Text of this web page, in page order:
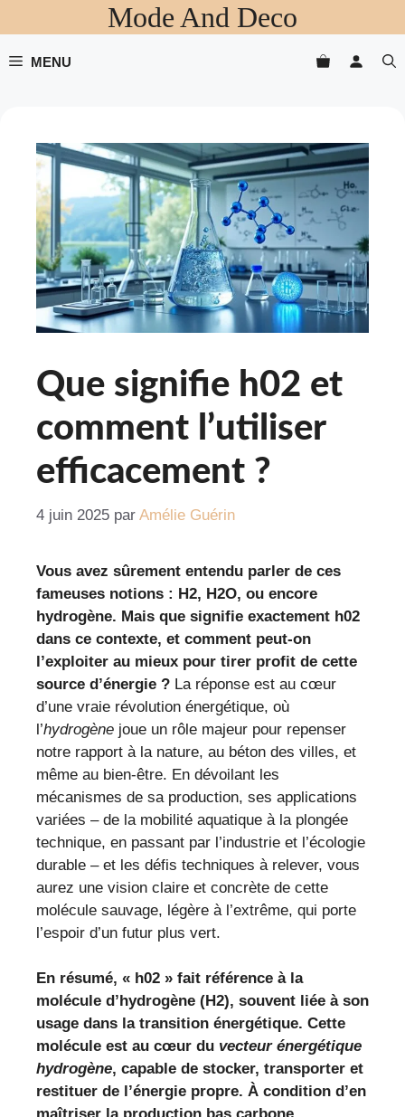
au
contenu
Mode And Deco
MENU
Que signifie h02 et
comment l’utiliser
efficacement ?
4 juin 2025 par Amélie Guérin
Vous avez sûrement entendu parler de ces
fameuses notions : H2, H2O, ou encore
hydrogène. Mais que signifie exactement h02
dans ce contexte, et comment peut-on
l’exploiter au mieux pour tirer profit de cette
source d’énergie ? La réponse est au cœur
d’une vraie révolution énergétique, où
l’hydrogène joue un rôle majeur pour repenser
notre rapport à la nature, au béton des villes, et
même au bien-être. En dévoilant les
mécanismes de sa production, ses applications
variées – de la mobilité aquatique à la plongée
technique, en passant par l’industrie et l’écologie
durable – et les défis techniques à relever, vous
aurez une vision claire et concrète de cette
molécule sauvage, légère à l’extrême, qui porte
l’espoir d’un futur plus vert.
En résumé, « h02 » fait référence à la
molécule d’hydrogène (H2), souvent liée à son
usage dans la transition énergétique. Cette
molécule est au cœur du vecteur énergétique
hydrogène, capable de stocker, transporter et
restituer de l’énergie propre. À condition d’en